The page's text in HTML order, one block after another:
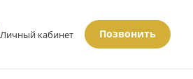
Личный кабинет Позвонить